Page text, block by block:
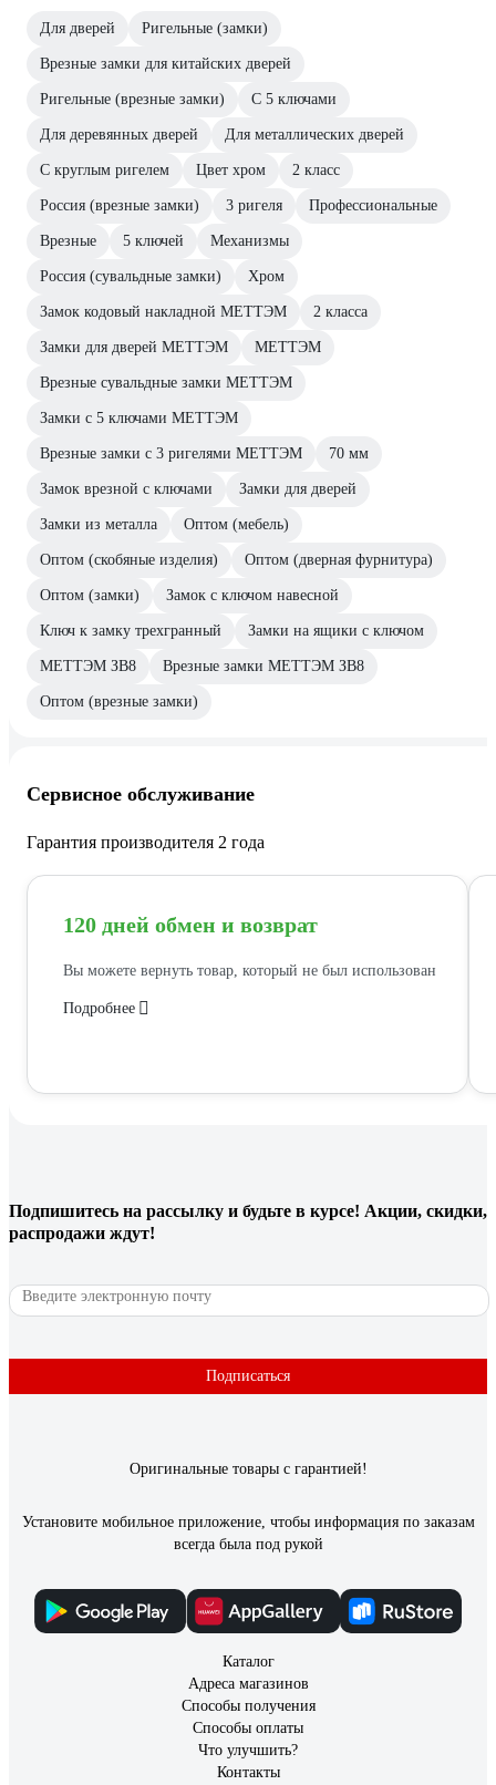
Для дверей Ригельные (замки)
Врезные замки для китайских дверей
Ригельные (врезные замки) С 5 ключами
Для деревянных дверей Для металлических дверей
С круглым ригелем Цвет хром 2 класс
Россия (врезные замки) 3 ригеля Профессиональные
Врезные 5 ключей Механизмы
Россия (сувальдные замки) Хром
Замок кодовый накладной МЕТТЭМ 2 класса
Замки для дверей МЕТТЭМ МЕТТЭМ
Врезные сувальдные замки МЕТТЭМ
Замки с 5 ключами МЕТТЭМ
Врезные замки с 3 ригелями МЕТТЭМ 70 мм
Замок врезной с ключами Замки для дверей
Замки из металла Оптом (мебель)
Оптом (скобяные изделия) Оптом (дверная фурнитура)
Оптом (замки) Замок с ключом навесной
Ключ к замку трехгранный Замки на ящики с ключом
МЕТТЭМ ЗВ8 Врезные замки МЕТТЭМ ЗВ8
Оптом (врезные замки)
Сервисное обслуживание
Гарантия производителя 2 года
120 дней обмен и возврат
Вы можете вернуть товар, который не был использован
Подробнее
Подпишитесь на рассылку и будьте в курсе! Акции, скидки,
распродажи ждут!
Подписаться
Оригинальные товары с гарантией!
Установите мобильное приложение, чтобы информация по заказам
всегда была под рукой
Каталог
Адреса магазинов
Способы получения
Способы оплаты
Что улучшить?
Контакты